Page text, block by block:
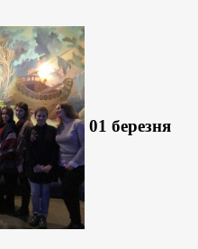
01 березня